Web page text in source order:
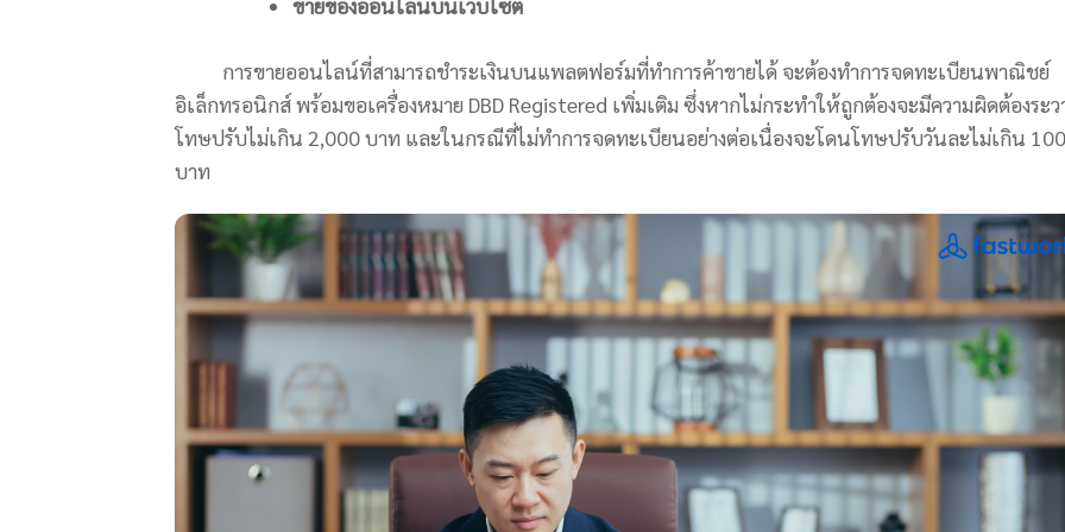
ขายของออนไลน์บนเว็บไซต์
การขายออนไลน์ที่สามารถชำระเงินบนแพลตฟอร์มที่ทำการค้าขายได้ จะต้องทำการจดทะเบียนพาณิชย์
อิเล็กทรอนิกส์ พร้อมขอเครื่องหมาย DBD Registered เพิ่มเติม ซึ่งหากไม่กระทำให้ถูกต้องจะมีความผิดต้องระว
โทษปรับไม่เกิน 2,000 บาท และในกรณีที่ไม่ทำการจดทะเบียนอย่างต่อเนื่องจะโดนโทษปรับวันละไม่เกิน 100
บาท